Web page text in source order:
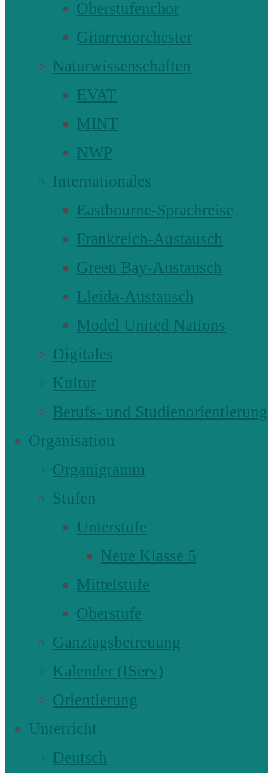
Oberstufenchor
Gitarrenorchester
Naturwissenschaften
EVAT
MINT
NWP
Internationales
Eastbourne-Sprachreise
Frankreich-Austausch
Green Bay-Austausch
Lleida-Austausch
Model United Nations
Digitales
Kultur
Berufs- und Studienorientierung
Organisation
Organigramm
Stufen
Unterstufe
Neue Klasse 5
Mittelstufe
Oberstufe
Ganztagsbetreuung
Kalender (IServ)
Orientierung
Unterricht
Deutsch